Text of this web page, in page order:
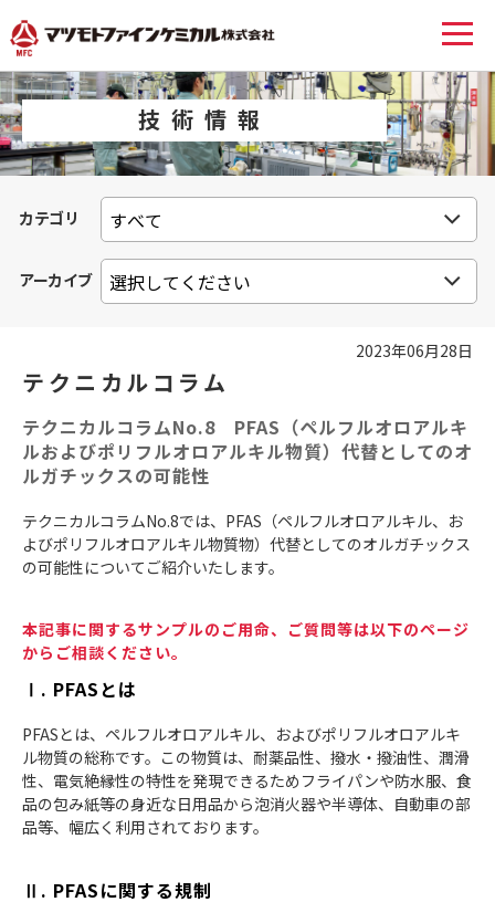
技術情報
カテゴリ
アーカイブ
2023年06月28日
テクニカルコラム
テクニカルコラムNo.8 PFAS（ペルフルオロアルキ
ルおよびポリフルオロアルキル物質）代替としてのオ
ルガチックスの可能性
テクニカルコラムNo.8では、PFAS（ペルフルオロアルキル、お
よびポリフルオロアルキル物質物）代替としてのオルガチックス
の可能性についてご紹介いたします。
本記事に関するサンプルのご用命、ご質問等は以下のページ
からご相談ください。
Ⅰ. PFASとは
PFASとは、 ペルフルオロアルキル、およびポリフルオロアルキ
ル物質の総称です。この物質は、耐薬品性、撥水・撥油性、潤滑
性、電気絶縁性の特性を発現できるためフライパンや防水服、食
品の包み紙等の身近な日用品から泡消火器や半導体、自動車の部
品等、幅広く利用されております。
Ⅱ. PFASに関する規制